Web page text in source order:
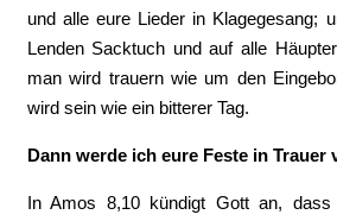
und alle eure Lieder in Klagegesang;
Lenden Sacktuch und auf alle
man wird trauern wie um den
wird sein wie ein bitterer Tag.
Dann werde ich eure Feste in Trauer
In Amos 8,10 kündigt Gott an,